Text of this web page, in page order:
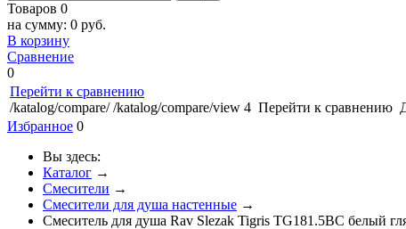
Товаров 0
на сумму: 0 руб.
В корзину
Сравнение
0
Перейти к сравнению
/katalog/compare/ /katalog/compare/view 4 Перейти к сравнению
Избранное 0
Вы здесь:
Каталог →
Смесители →
Смесители для душа настенные →
Смеситель для душа Rav Slezak Tigris TG181.5BC белый